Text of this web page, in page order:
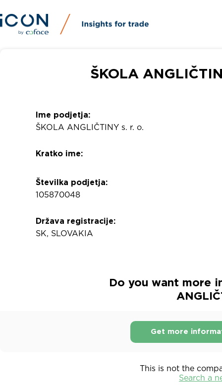
ŠKOLA
Ime podjetja:
ŠKOLA ANGLIČTINY s. r. o.
Kratko ime:
Številka podjetja:
105870048
Država registracije:
SK, SLOVAKIA
Do you want more
Get more
This is not the
Search a